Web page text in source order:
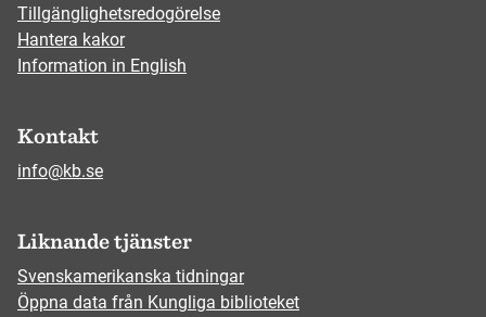
Tillgänglighetsredogörelse
Hantera kakor
Information in English
Kontakt
info@kb.se
Liknande tjänster
Svenskamerikanska tidningar
Öppna data från Kungliga biblioteket